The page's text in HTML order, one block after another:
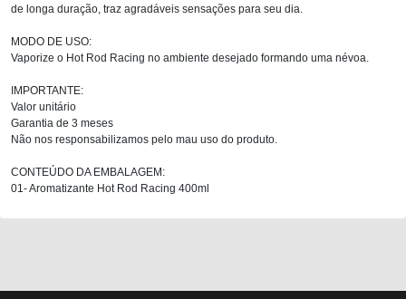
de longa duração, traz agradáveis sensações para seu dia.
MODO DE USO:
Vaporize o Hot Rod Racing no ambiente desejado formando uma névoa.
IMPORTANTE:
Valor unitário
Garantia de 3 meses
Não nos responsabilizamos pelo mau uso do produto.
CONTEÚDO DA EMBALAGEM:
01- Aromatizante Hot Rod Racing 400ml